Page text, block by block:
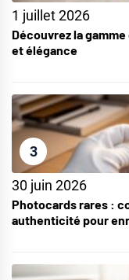
1 juillet 2026
Découvrez la
et élégance
3
30 juin 2026
Photocards rares :
authenticité pour